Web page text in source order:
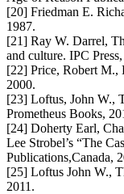
[20] Friedman E.
1987.
[21] Ray W. Darrel,
and culture. IPC
[22] Price, Robert M.,
2000.
[23] Loftus, John W.,
Prometheus Books,
[24] Doherty Earl,
Lee Strobel’s “The
Publications,Canada,
[25] Loftus John W.,
2011.